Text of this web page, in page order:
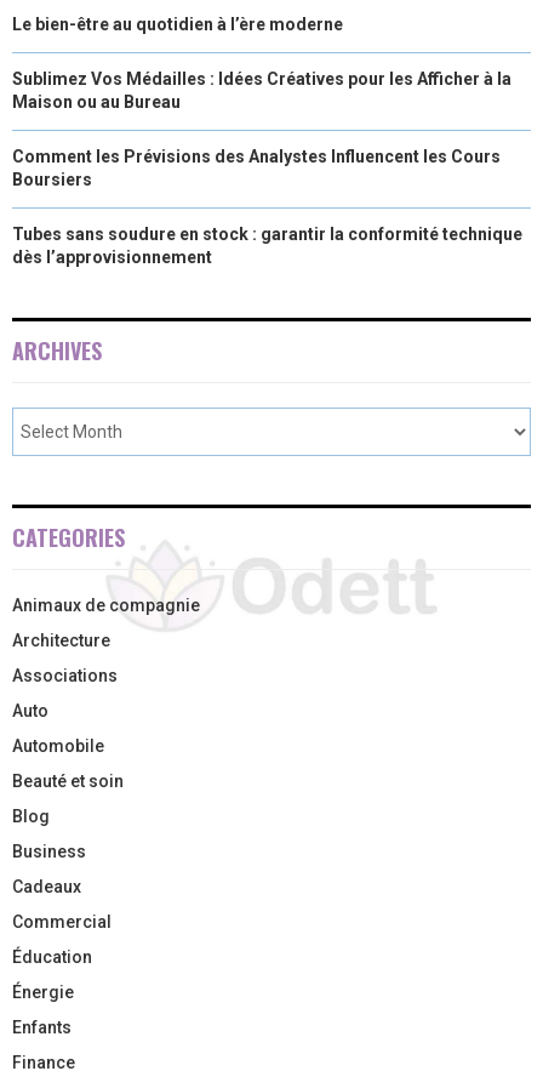
Le bien-être au quotidien à l’ère moderne
Sublimez Vos Médailles : Idées Créatives pour les Afficher à la
Maison ou au Bureau
Comment les Prévisions des Analystes Influencent les Cours
Boursiers
Tubes sans soudure en stock : garantir la conformité technique
dès l’approvisionnement
ARCHIVES
CATEGORIES
Animaux de compagnie
Architecture
Associations
Auto
Automobile
Beauté et soin
Blog
Business
Cadeaux
Commercial
Éducation
Énergie
Enfants
Finance